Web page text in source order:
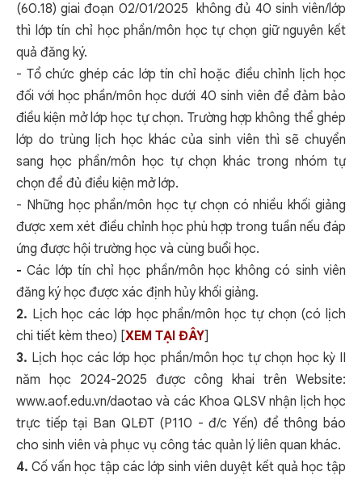
(60.18) giai đoạn 02/01/2025 không đủ 40 sinh viên/lớp
thì lớp tín chỉ học phần/môn học tự chọn giữ nguyên kết
quả đăng ký.
- Tổ chức ghép các lớp tín chỉ hoặc điều chỉnh lịch học
đối với học phần/môn học dưới 40 sinh viên để đảm bảo
điều kiện mở lớp học tự chọn. Trường hợp không thể ghép
lớp do trùng lịch học khác của sinh viên thì sẽ chuyển
sang học phần/môn học tự chọn khác trong nhóm tự
chọn để đủ điều kiện mở lớp.
- Những học phần/môn học tự chọn có nhiều khối giảng
được xem xét điều chỉnh học phù hợp trong tuần nếu đáp
ứng được hội trường học và cùng buổi học.
- Các lớp tín chỉ học phần/môn học không có sinh viên
đăng ký học được xác định hủy khối giảng.
2. Lịch học các lớp học phần/môn học tự chọn (có lịch
chi tiết kèm theo) [XEM TẠI ĐÂY]
3. Lịch học các lớp học phần/môn học tự chọn học kỳ II
năm học 2024-2025 được công khai trên Website:
www.aof.edu.vn/daotao và các Khoa QLSV nhận lịch học
trực tiếp tại Ban QLĐT (P110 - đ/c Yến) để thông báo
cho sinh viên và phục vụ công tác quản lý liên quan khác.
4. Cố vấn học tập các lớp sinh viên duyệt kết quả học tập